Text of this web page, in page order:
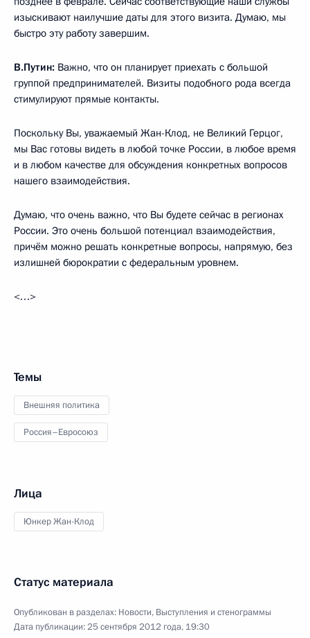
изыскивают наилучшие даты для этого визита. Думаю, мы
быстро эту работу завершим.
В.Путин: Важно, что он планирует приехать с большой
группой предпринимателей. Визиты подобного рода всегда
стимулируют прямые контакты.
Поскольку Вы, уважаемый Жан-Клод, не Великий Герцог,
мы Вас готовы видеть в любой точке России, в любое время
и в любом качестве для обсуждения конкретных вопросов
нашего взаимодействия.
Думаю, что очень важно, что Вы будете сейчас в регионах
России. Это очень большой потенциал взаимодействия,
причём можно решать конкретные вопросы, напрямую, без
излишней бюрократии с федеральным уровнем.
<…>
Темы
Внешняя политика
Россия–Евросоюз
Лица
Юнкер Жан-Клод
Статус материала
Опубликован в разделах: Новости, Выступления и стенограммы
Дата публикации:25 сентября 2012 года, 19:30